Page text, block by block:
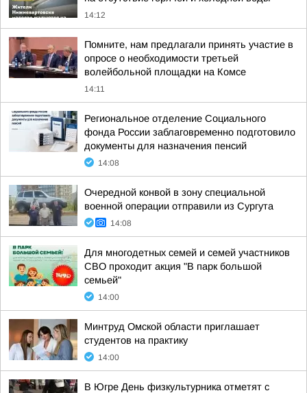
14:12
Помните, нам предлагали принять участие в
опросе о необходимости третьей
волейбольной площадки на Комсе
14:11
Региональное отделение Социального
фонда России заблаговременно подготовило
документы для назначения пенсий
14:08
Очередной конвой в зону специальной
военной операции отправили из Сургута
14:08
Для многодетных семей и семей участников
СВО проходит акция "В парк большой
семьей"
14:00
Минтруд Омской области приглашает
студентов на практику
14:00
В Югре День физкультурника отметят с